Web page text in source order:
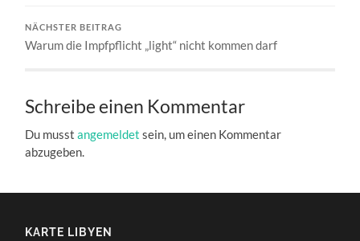
NÄCHSTER BEITRAG
Warum die Impfpflicht „light“ nicht kommen darf
Schreibe einen Kommentar
Du musstangemeldet sein, um einen Kommentar
abzugeben.
KARTE LIBYEN